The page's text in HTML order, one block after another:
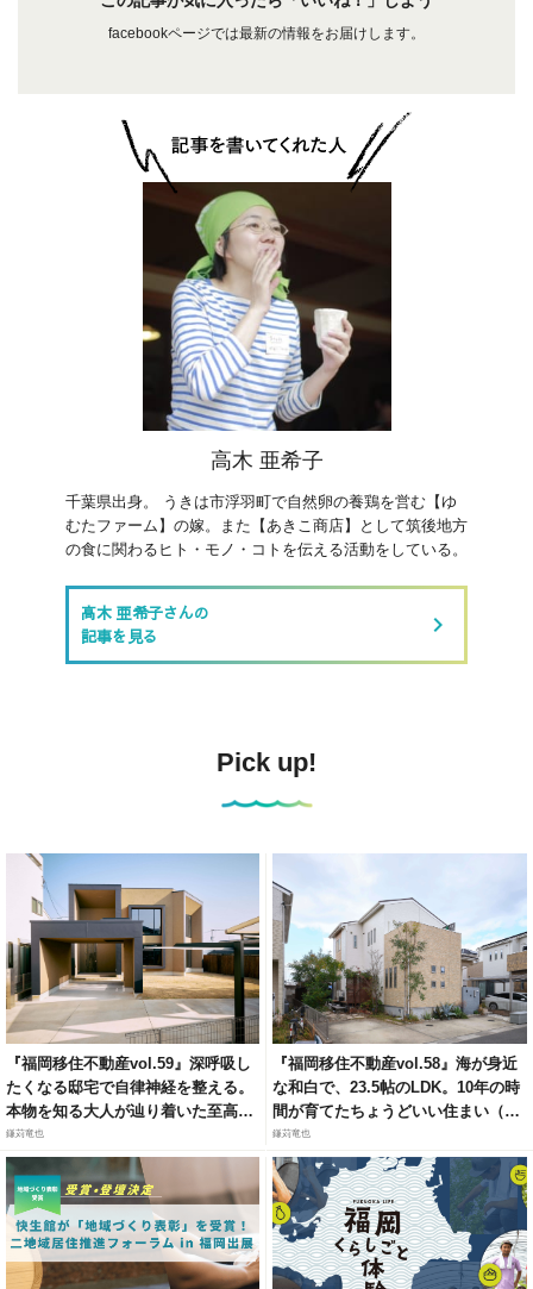
facebookページでは最新の情報をお届けします。
高木 亜希子
千葉県出身。 うきは市浮羽町で自然卵の養鶏を営む【ゆ
むたファーム】の嫁。また【あきこ商店】として筑後地方
の食に関わるヒト・モノ・コトを伝える活動をしている。
高木 亜希子さんの
記事を見る
keyboard_arrow_right
Pick up!
『福岡移住不動産vol.59』深呼吸し
たくなる邸宅で自律神経を整える。
本物を知る大人が辿り着いた至高の
リトリート（福岡市城南区梅林）
鎌苅竜也
『福岡移住不動産vol.58』海が身近
な和白で、23.5帖のLDK。10年の時
間が育てたちょうどいい住まい（福
岡市東区和白6）
鎌苅竜也